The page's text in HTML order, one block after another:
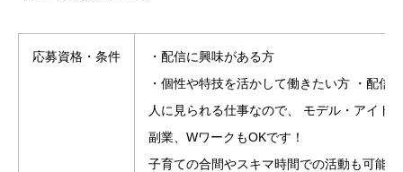
応募資格・条件
・配信に興味がある方
・個性や特技を活かして働きたい方 ・配信
人に見られる仕事なので、 モデル・アイド
副業、WワークもOKです！
子育ての合間やスキマ時間での活動も可能！